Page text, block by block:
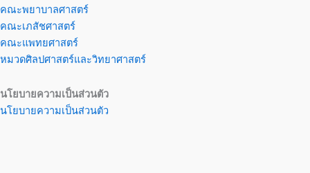
คณะพยาบาลศาสตร์
คณะเภสัชศาสตร์
คณะแพทยศาสตร์
หมวดศิลปศาสตร์และวิทยาศาสตร์
นโยบายความเป็นส่วนตัว
นโยบายความเป็นส่วนตัว